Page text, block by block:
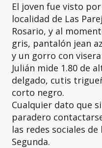
El joven fue visto
localidad de Las
Rosario, y al
gris, pantalón jean
y un gorro con
Julián mide 1.80 de
delgado, cutis
corto negro.
Cualquier dato que
paradero
las redes sociales de
Segunda.